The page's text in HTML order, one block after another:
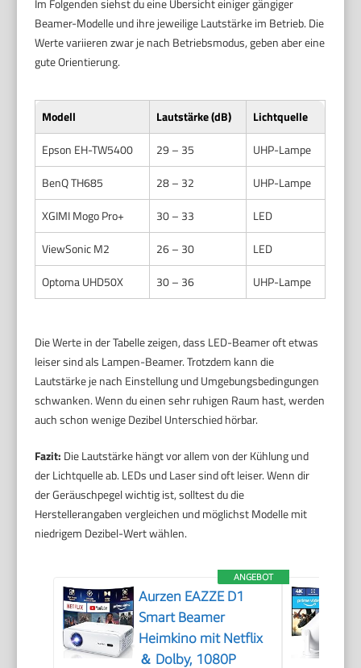
Beamer-Modelle und ihre jeweilige Lautstärke im Betrieb. Die
Werte variieren zwar je nach Betriebsmodus, geben aber eine
gute Orientierung.
Modell Lautstärke (dB)
Lichtquelle
Epson EH-TW5400
29 – 35
UHP-Lampe
BenQ TH685
28 – 32
UHP-Lampe
XGIMI Mogo Pro+
30 – 33
LED
ViewSonic M2
26 – 30
LED
Optoma UHD50X
30 – 36 UHP-Lampe
Die Werte in der Tabelle zeigen, dass LED-Beamer oft etwas
leiser sind als Lampen-Beamer. Trotzdem kann die
Lautstärke je nach Einstellung und Umgebungsbedingungen
schwanken. Wenn du einen sehr ruhigen Raum hast, werden
auch schon wenige Dezibel Unterschied hörbar.
Fazit: Die Lautstärke hängt vor allem von der Kühlung und
der Lichtquelle ab. LEDs und Laser sind oft leiser. Wenn dir
der Geräuschpegel wichtig ist, solltest du die
Herstellerangaben vergleichen und möglichst Modelle mit
niedrigem Dezibel-Wert wählen.
ANGEBOT
Aurzen EAZZE D1
Smart Beamer
Heimkino mit Netflix
＆ Dolby, 1080P